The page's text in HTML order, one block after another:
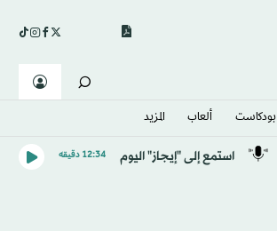
بودكاست ألعاب المزيد
استمع إلى "إيجاز" اليوم 12:34 دقيقه